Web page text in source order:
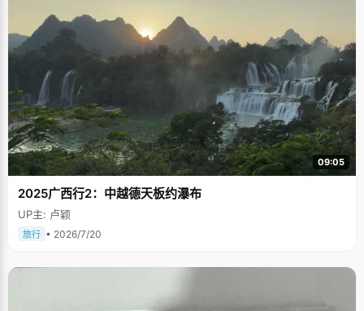
09:05
2025广西行2：中越德天板约瀑布
UP主: 卢颖
旅行 • 2026/7/20